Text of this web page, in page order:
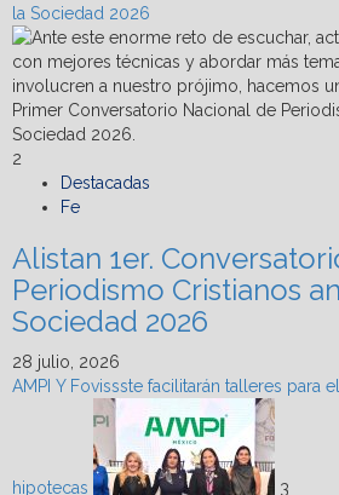
la Sociedad 2026
2
Destacadas
Fe
Alistan 1er.
Periodismo Cristianos
Sociedad 2026
28 julio, 2026
AMPI Y Fovissste facilitarán talleres para
hipotecas 3